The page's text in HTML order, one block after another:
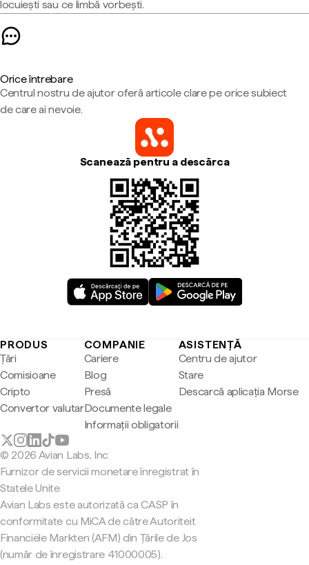
locuiești sau ce limbă vorbești.
Orice întrebare
Centrul nostru de ajutor oferă articole clare pe orice subiect
de care ai nevoie.
Scanează pentru a descărca
PRODUS
Țări
Comisioane
Cripto
Convertor valutar
COMPANIE
Cariere
Blog
Presă
Documente legale
Informații obligatorii
ASISTENȚĂ
Centru de ajutor
Stare
Descarcă aplicația Morse
© 2026 Avian Labs, Inc
Furnizor de servicii monetare înregistrat în
Statele Unite
Avian Labs este autorizată ca CASP în
conformitate cu MiCA de către Autoriteit
Financiële Markten (AFM) din Țările de Jos
(număr de înregistrare 41000005).